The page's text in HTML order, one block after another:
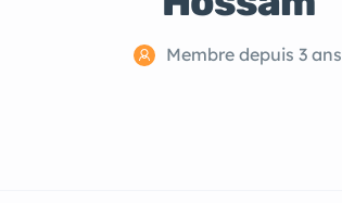
Membre depuis 3 ans